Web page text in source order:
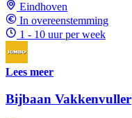
Eindhoven
In overeenstemming
1 - 10 uur per week
Lees meer
Bijbaan Vakkenvuller